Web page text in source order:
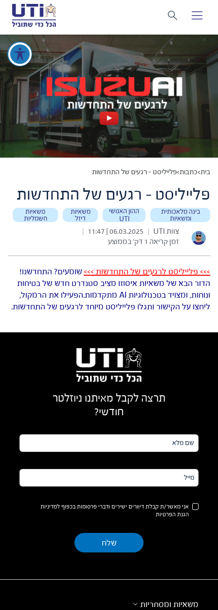
בית>כתבות>פלייליסט – רגעים של התחדשות
פלייליסט - רגעים של התחדשות
בינה מלאכותית
ומשאיות
ההון האנושי
UTI
משאיות
דיזל
משאיות
חשמליות
צוות UTI 06.03.2025 | 11:47
זמן קריאה 1 דק׳ בממוצע
>>> פלייליסט לרגעים של התחדשות >>> שומעים? התחדשנו!
הדור הבא של משאיות איסוזו מציב סטנדרט חדש של בטיחות
ונוחות, ומצויד בטכנולוגיות AI מתקדמות.
הפעילו את הרמקול,
ליחצו על הקישור ותגלו פלייליסט מיוחד לרגעים של התחדשות.
תרצה לקבל מאיתנו ניוזלטר
חודשי?
שם
מלא*
מייל*
אני מאשר/ת קבלת דיוורים ישירים ודברי פרסומות בכפוף למדיניות
הגנת הפרטיות
משאיות ומסחריות